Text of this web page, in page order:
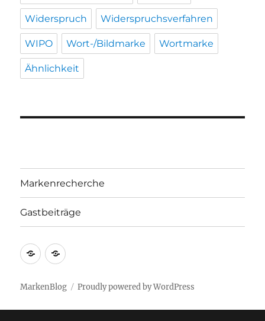
Widerspruch Widerspruchsverfahren
WIPO Wort-/Bildmarke Wortmarke
Ähnlichkeit
Markenrecherche
Gastbeiträge
Markenrecherche
Gastbeiträge
MarkenBlog Proudly powered by WordPress